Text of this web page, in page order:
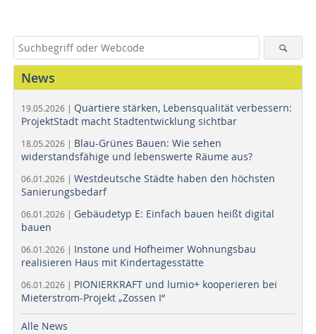
News
19.05.2026 | Quartiere stärken, Lebensqualität verbessern:
ProjektStadt macht Stadtentwicklung sichtbar
18.05.2026 | Blau-Grünes Bauen: Wie sehen
widerstandsfähige und lebenswerte Räume aus?
06.01.2026 | Westdeutsche Städte haben den höchsten
Sanierungsbedarf
06.01.2026 | Gebäudetyp E: Einfach bauen heißt digital
bauen
06.01.2026 | Instone und Hofheimer Wohnungsbau
realisieren Haus mit Kindertagesstätte
06.01.2026 | PIONIERKRAFT und lumio+ kooperieren bei
Mieterstrom-Projekt „Zossen I“
Alle News